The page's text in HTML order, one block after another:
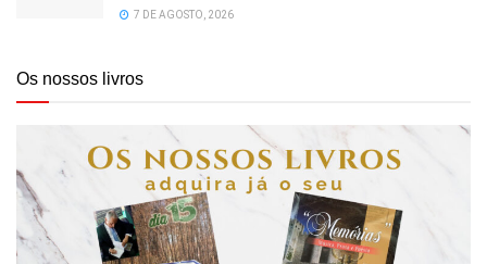
7 DE AGOSTO, 2026
Os nossos livros